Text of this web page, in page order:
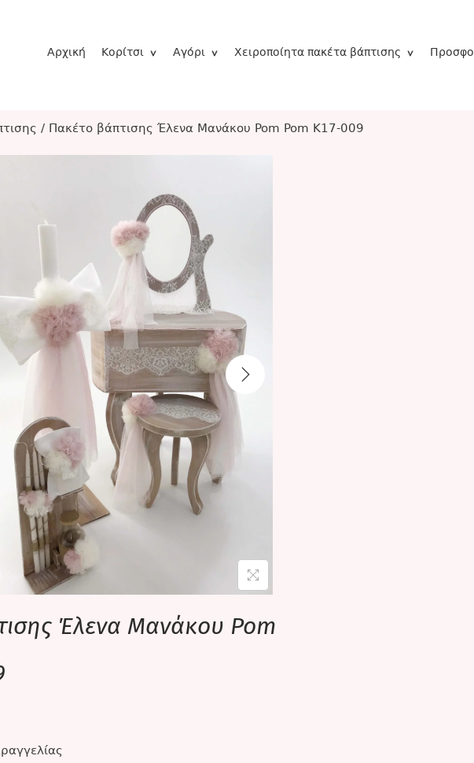
Αρχική Κορίτσι Αγόρι Χειροποίητα πακέτα βάπτισης
/ Πακέτο βάπτισης Έλενα Μανάκου Pom Pom K17-009
Έλενα Μανάκου Pom